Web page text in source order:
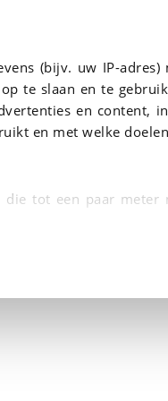
(bijv. uw IP-adres)
te slaan en te
en content,
en met welke
tot een paar meter
wijzigen of
betere en meer
Ook gebruiken we